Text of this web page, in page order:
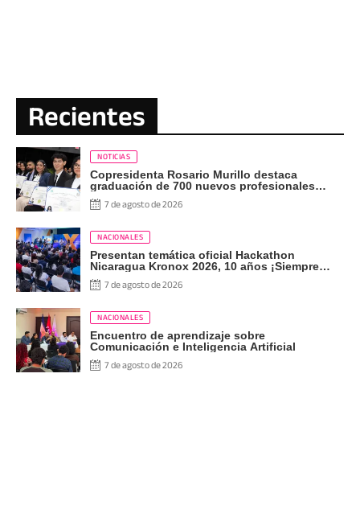
Recientes
NOTICIAS
Copresidenta Rosario Murillo destaca
graduación de 700 nuevos profesionales
Pueblo Presidente
7 de agosto de 2026
NACIONALES
Presentan temática oficial Hackathon
Nicaragua Kronox 2026, 10 años ¡Siempre
Más Allá!
7 de agosto de 2026
NACIONALES
Encuentro de aprendizaje sobre
Comunicación e Inteligencia Artificial
7 de agosto de 2026